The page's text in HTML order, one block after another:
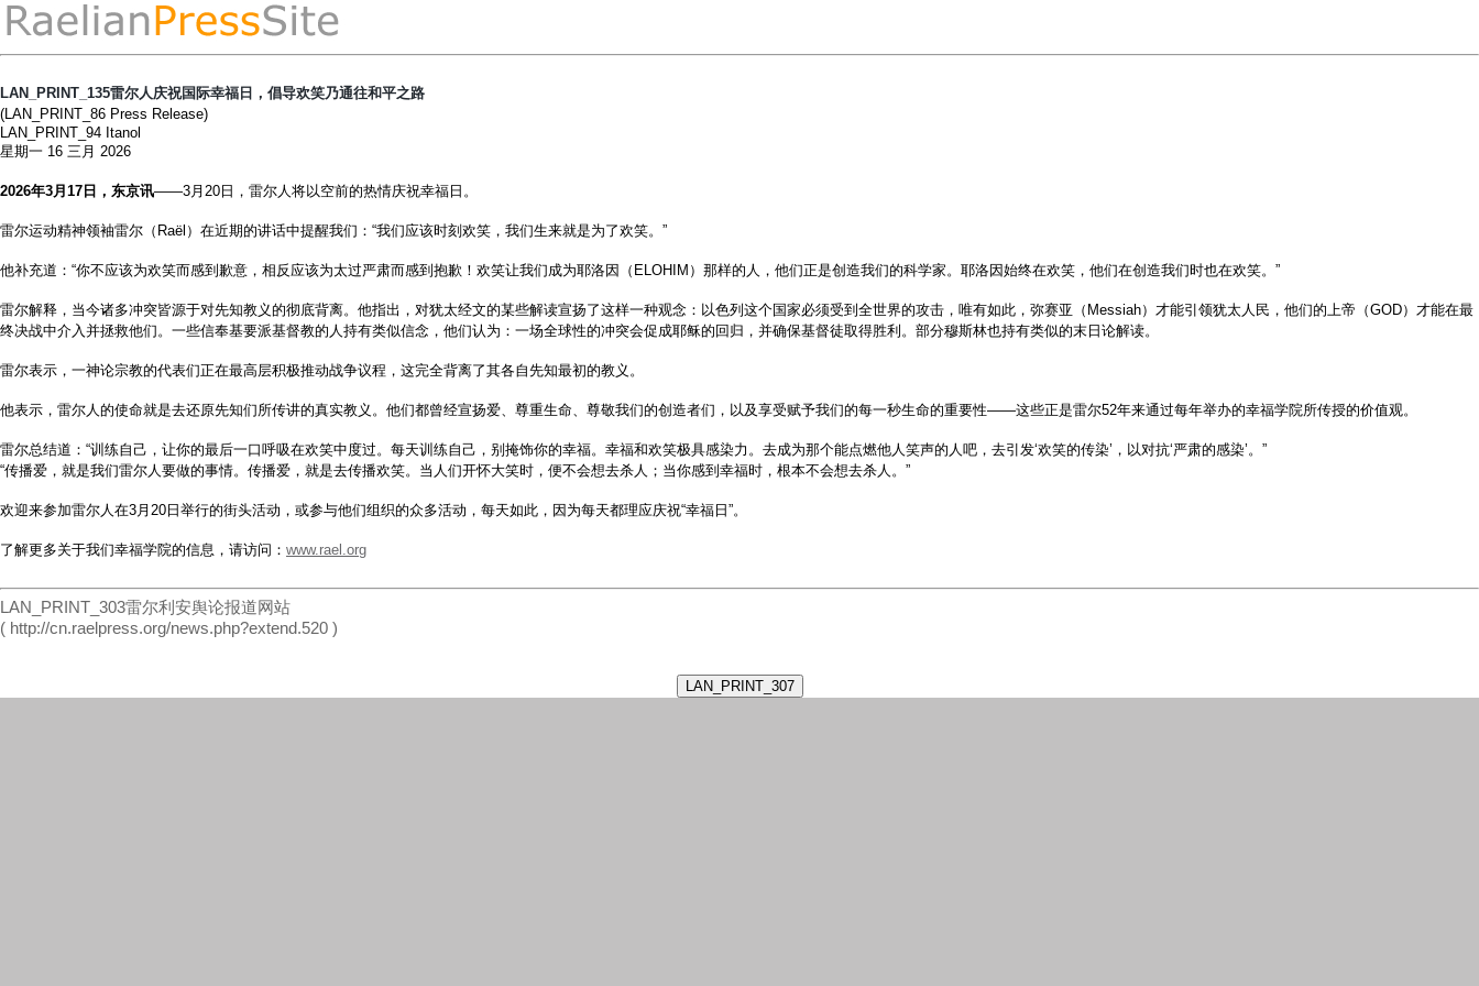
LAN_PRINT_135雷尔人庆祝国际幸福日，倡导欢笑乃通往和平之路
(LAN_PRINT_86 Press Release)
LAN_PRINT_94 Itanol
星期一 16 三月 2026
2026年3月17日，东京讯——3月20日，雷尔人将以空前的热情庆祝幸福日。
雷尔运动精神领袖雷尔（Raël）在近期的讲话中提醒我们：“我们应该时刻欢笑，我们生来就是为了欢笑。”
他补充道：“你不应该为欢笑而感到歉意，相反应该为太过严肃而感到抱歉！欢笑让我们成为耶洛因（ELOHIM）那样的人，他们正是创造我们的科学家。耶洛因始终在欢笑，他们在创造我们时也在欢笑。”
雷尔解释，当今诸多冲突皆源于对先知教义的彻底背离。他指出，对犹太经文的某些解读宣扬了这样一种观念：以色列这个国家必须受到全世界的攻击，唯有如此，弥赛亚（Messiah）才能引领犹太人民，他们的上帝（GOD）才能在最
终决战中介入并拯救他们。一些信奉基要派基督教的人持有类似信念，他们认为：一场全球性的冲突会促成耶稣的回归，并确保基督徒取得胜利。部分穆斯林也持有类似的末日论解读。
雷尔表示，一神论宗教的代表们正在最高层积极推动战争议程，这完全背离了其各自先知最初的教义。
他表示，雷尔人的使命就是去还原先知们所传讲的真实教义。他们都曾经宣扬爱、尊重生命、尊敬我们的创造者们，以及享受赋予我们的每一秒生命的重要性——这些正是雷尔52年来通过每年举办的幸福学院所传授的价值观。
雷尔总结道：“训练自己，让你的最后一口呼吸在欢笑中度过。每天训练自己，别掩饰你的幸福。幸福和欢笑极具感染力。去成为那个能点燃他人笑声的人吧，去引发‘欢笑的传染’，以对抗‘严肃的感染’。”
“传播爱，就是我们雷尔人要做的事情。传播爱，就是去传播欢笑。当人们开怀大笑时，便不会想去杀人；当你感到幸福时，根本不会想去杀人。”
欢迎来参加雷尔人在3月20日举行的街头活动，或参与他们组织的众多活动，每天如此，因为每天都理应庆祝“幸福日”。
了解更多关于我们幸福学院的信息，请访问： www.rael.org
LAN_PRINT_303雷尔利安舆论报道网站
( http://cn.raelpress.org/news.php?extend.520 )